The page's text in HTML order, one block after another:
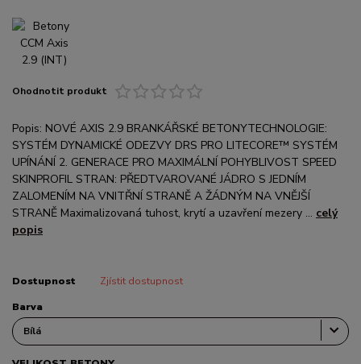
Ohodnotit produkt
Popis: NOVÉ AXIS 2.9 BRANKÁŘSKÉ BETONYTECHNOLOGIE:
SYSTÉM DYNAMICKÉ ODEZVY DRS PRO LITECORE™ SYSTÉM
UPÍNÁNÍ 2. GENERACE PRO MAXIMÁLNÍ POHYBLIVOST SPEED
SKINPROFIL STRAN: PŘEDTVAROVANÉ JÁDRO S JEDNÍM
ZALOMENÍM NA VNITŘNÍ STRANĚ A ŽÁDNÝM NA VNĚJŠÍ
STRANĚ Maximalizovaná tuhost, krytí a uzavření mezery ... celý
popis
Dostupnost Zjístit dostupnost
Barva